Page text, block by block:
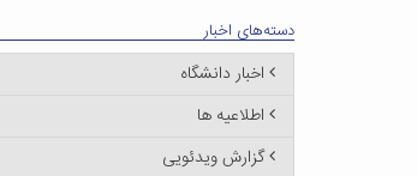
دسته‌های اخبار
اخبار دانشگاه
اطلاعیه ها
گزارش ویدئویی